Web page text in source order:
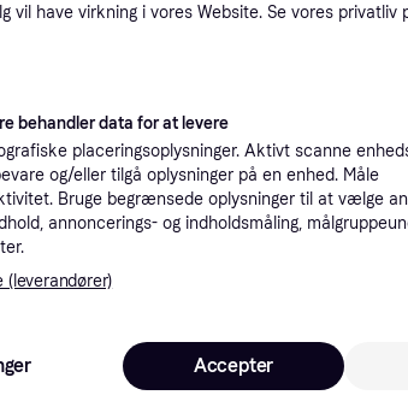
Laveste pris Fri fragt , 3
kg
vil have virkning i vores Website. Se vores
behandler data for at levere
placeringsoplysninger. Aktivt scanne
og/eller tilgå oplysninger på en enhed. Måle
Bruge begrænsede oplysninger til at vælge
annoncerings- og indholdsmåling,
(leverandører)
Accepter